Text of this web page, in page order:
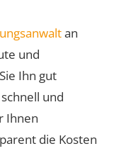
an
und
Ihn gut
und
Ihnen
die Kosten